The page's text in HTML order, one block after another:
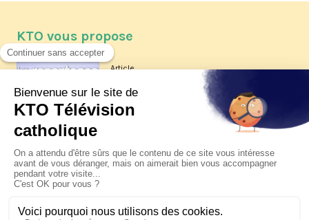
KTO vous propose
Article
Les reportages d'été 2026 de KTO
La visite pastorale du pape Léon
XIV à Assise à suivre sur KTO le
jeudi 6 août
Le pape en Uruguay, Argentine et